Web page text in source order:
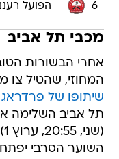
6 הפועל
מכבי תל אביב
אחרי הבשורות
המחוזי, שהטיל
שיתופו של פרדראג
תל אביב השלימה
(שני, 20:55, ערוץ 1).
השוער הסרבי